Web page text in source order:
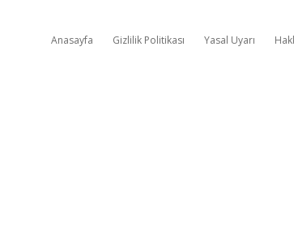
Anasayfa Gizlilik Politikası Yasal Uyarı